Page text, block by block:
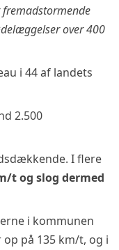
over 400
i 44 af landets
2.500
I flere
t og slog dermed
i kommunen
på 135 km/t, og i